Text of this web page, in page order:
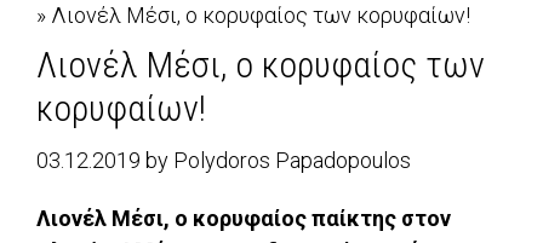
» Λιονέλ Μέσι, ο κορυφαίος των κορυφαίων!
Λιονέλ Μέσι, ο κορυφαίος των
κορυφαίων!
03.12.2019 by Polydoros Papadopoulos
Λιονέλ Μέσι, ο κορυφαίος παίκτης στον